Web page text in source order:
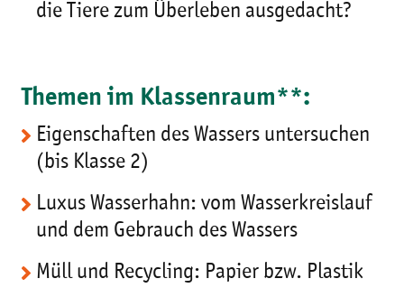
die Tiere zum Überleben ausgedacht?
Themen im Klassenraum**:
Eigenschaften des Wassers untersuchen
(bis Klasse 2)
Luxus Wasserhahn: vom Wasserkreislauf
und dem Gebrauch des Wassers
Müll und Recycling: Papier bzw. Plastik